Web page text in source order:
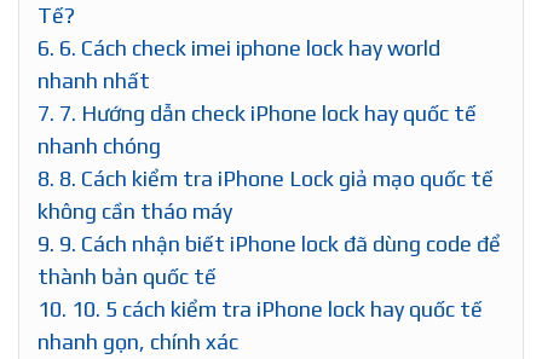
Tế?
6. 6. Cách check imei iphone lock hay world
nhanh nhất
7. 7. Hướng dẫn check iPhone lock hay quốc tế
nhanh chóng
8. 8. Cách kiểm tra iPhone Lock giả mạo quốc tế
không cần tháo máy
9. 9. Cách nhận biết iPhone lock đã dùng code để
thành bản quốc tế
10. 10. 5 cách kiểm tra iPhone lock hay quốc tế
nhanh gọn, chính xác